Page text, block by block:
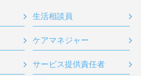
生活相談員
ケアマネジャー
サービス提供責任者